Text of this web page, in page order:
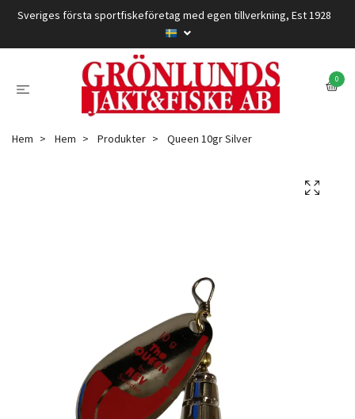
Sveriges första sportfiskeföretag med egen tillverkning, Est 1928
0
Hem Hem Produkter Queen 10gr Silver